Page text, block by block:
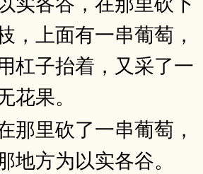
，上面有一串葡萄，
杠子抬着，又采了一
花果。
那里砍了一串葡萄，
地方为以实各谷。